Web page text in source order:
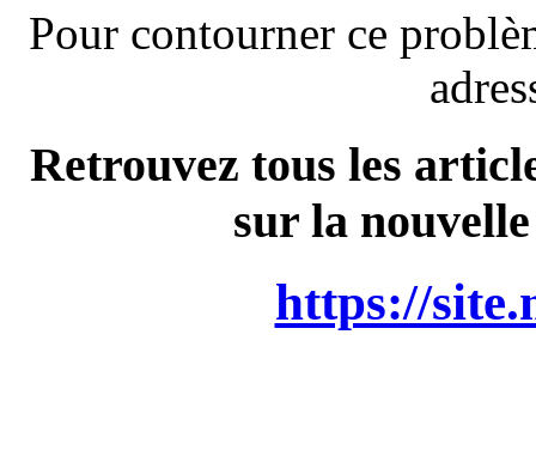
Pour contourner ce
Retrouvez tous les
sur la
https://